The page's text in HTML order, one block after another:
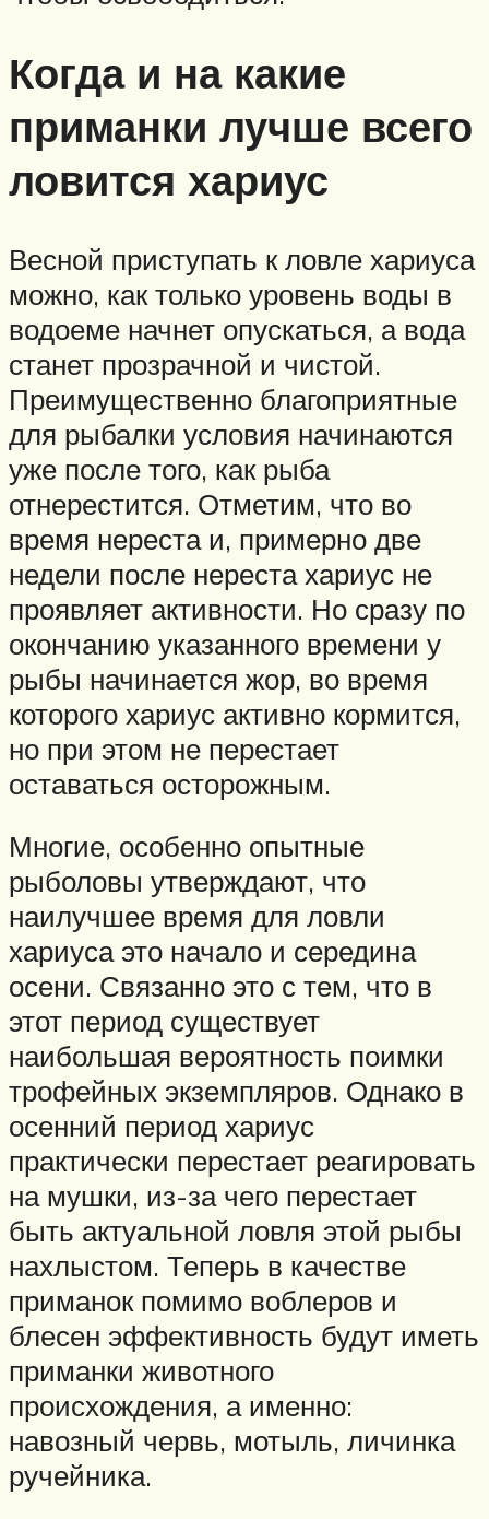
Когда и на какие
приманки лучше всего
ловится хариус
Весной приступать к ловле хариуса
можно, как только уровень воды в
водоеме начнет опускаться, а вода
станет прозрачной и чистой.
Преимущественно благоприятные
для рыбалки условия начинаются
уже после того, как рыба
отнерестится. Отметим, что во
время нереста и, примерно две
недели после нереста хариус не
проявляет активности. Но сразу по
окончанию указанного времени у
рыбы начинается жор, во время
которого хариус активно кормится,
но при этом не перестает
оставаться осторожным.
Многие, особенно опытные
рыболовы утверждают, что
наилучшее время для ловли
хариуса это начало и середина
осени. Связанно это с тем, что в
этот период существует
наибольшая вероятность поимки
трофейных экземпляров. Однако в
осенний период хариус
практически перестает реагировать
на мушки, из-за чего перестает
быть актуальной ловля этой рыбы
нахлыстом. Теперь в качестве
приманок помимо воблеров и
блесен эффективность будут иметь
приманки животного
происхождения, а именно:
навозный червь, мотыль, личинка
ручейника.